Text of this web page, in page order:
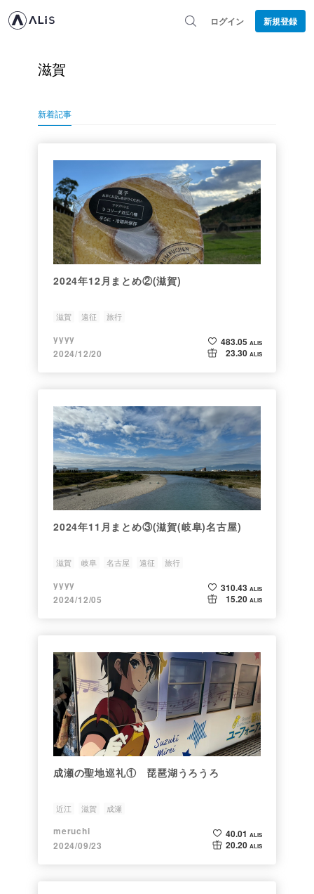
ログイン 新規登録
滋賀
新着記事
2024年12月まとめ②(滋賀)
滋賀 遠征 旅行
yyyy
2024/12/20
483.05 ALIS
23.30 ALIS
2024年11月まとめ③(滋賀(岐阜)名古屋)
滋賀 岐阜 名古屋 遠征 旅行
yyyy
2024/12/05
310.43 ALIS
15.20 ALIS
成瀬の聖地巡礼① 琵琶湖うろうろ
近江 滋賀 成瀬
meruchi
2024/09/23
40.01 ALIS
20.20 ALIS